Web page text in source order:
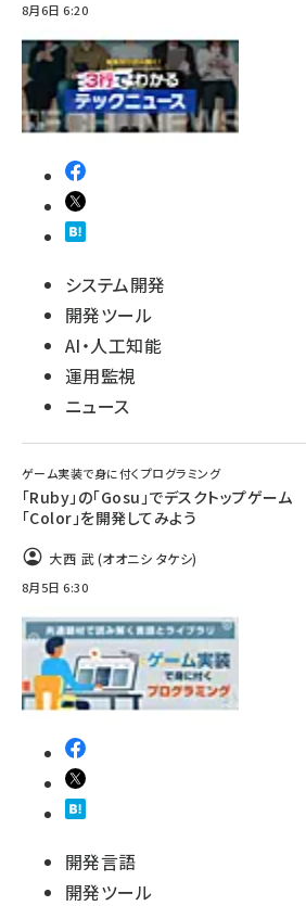
8月6日 6:20
システム開発
開発ツール
AI・人工知能
運用監視
ニュース
ゲーム実装で身に付くプログラミング
「Ruby」の「Gosu」でデスクトップゲーム
「Color」を開発してみよう
大西 武 (オオニシ タケシ)
8月5日 6:30
開発言語
開発ツール